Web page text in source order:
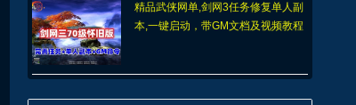
精品武侠网单,剑网3任务修复单人副
本,一键启动，带GM文档及视频教程